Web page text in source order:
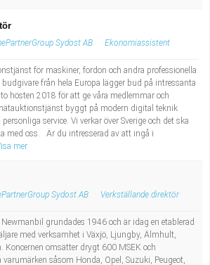
Sydost AB Ekonomiassistent
för maskiner, fordon och andra professionella
från hela Europa lägger bud på intressanta
hösten 2018 för att ge våra medlemmar och
byggt på modern digital teknik
service. Vi verkar över Sverige och det ska
med oss. Är du intresserad av att ingå i
mer
Sydost AB Verkställande direktör
grundades 1946 och är idag en etablerad
med verksamhet i Växjö, Ljungby, Älmhult,
Koncernen omsätter drygt 600 MSEK och
varumärken såsom Honda, Opel, Suzuki, Peugeot,